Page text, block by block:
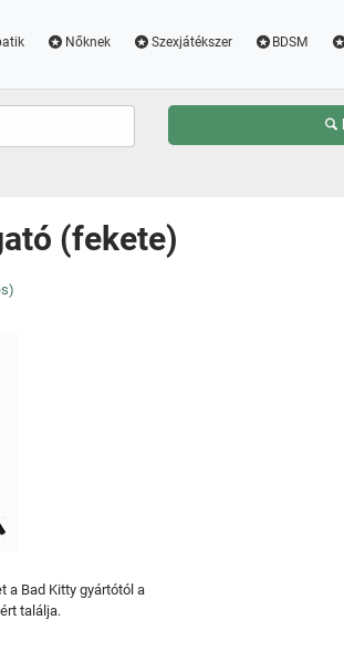
Nőknek Szexjátékszer BDSM
(fekete)
a Bad Kitty gyártótól a
találja.